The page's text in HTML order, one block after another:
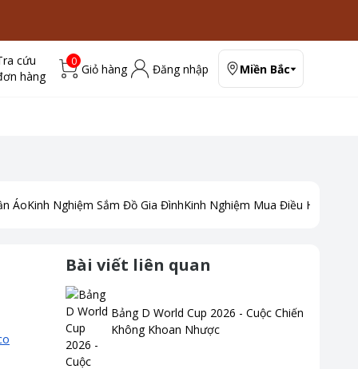
cứu
hàng
0
Giỏ hàng Đăng nhập Miền Bắc
ÁoKinh Nghiệm Sắm Đồ Gia ĐìnhKinh Nghiệm Mua Điều Hoà
Bài viết liên quan
Bảng D World Cup 2026 - Cuộc Chiến
Không Khoan Nhược